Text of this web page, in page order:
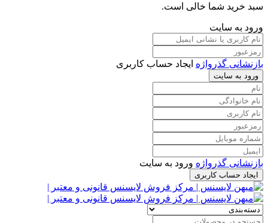
سبد خرید شما خالی است.
ورود به سایت
بازنشانی گذرواژه ایجاد حساب کاربری
ورود به سایت
بازنشانی گذرواژه ورود به سایت
ایجاد حساب کاربری